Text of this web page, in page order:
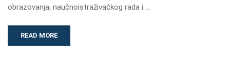
obrazovanja, naučnoistraživačkog rada i …
READ MORE